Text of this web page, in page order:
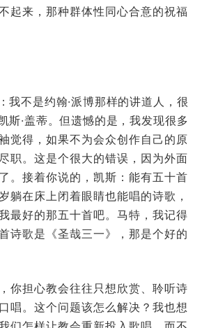
起来，那种群体性同心合意的祝福
我不是约翰·派博那样的讲道人，很
斯·盖蒂。但遗憾的是，我发现很多
觉得，如果不为会众创作自己的原
职。这是个很大的错误，因为外面
。接着你说的，凯斯：能有五十首
躺在床上闭着眼睛也能唱的诗歌，
最好的那五十首吧。马特，我记得
诗歌是《圣哉三一》，那是个好的
你担心教会往往只想欣赏、聆听诗
唱。这个问题该怎么解决？我也想